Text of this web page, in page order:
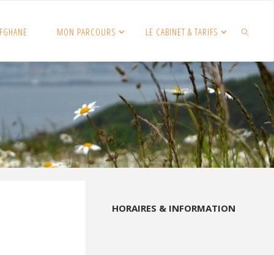
MON PARCOURS LE CABINET & TARIFS
SEARCH
HORAIRES & INFORMATION